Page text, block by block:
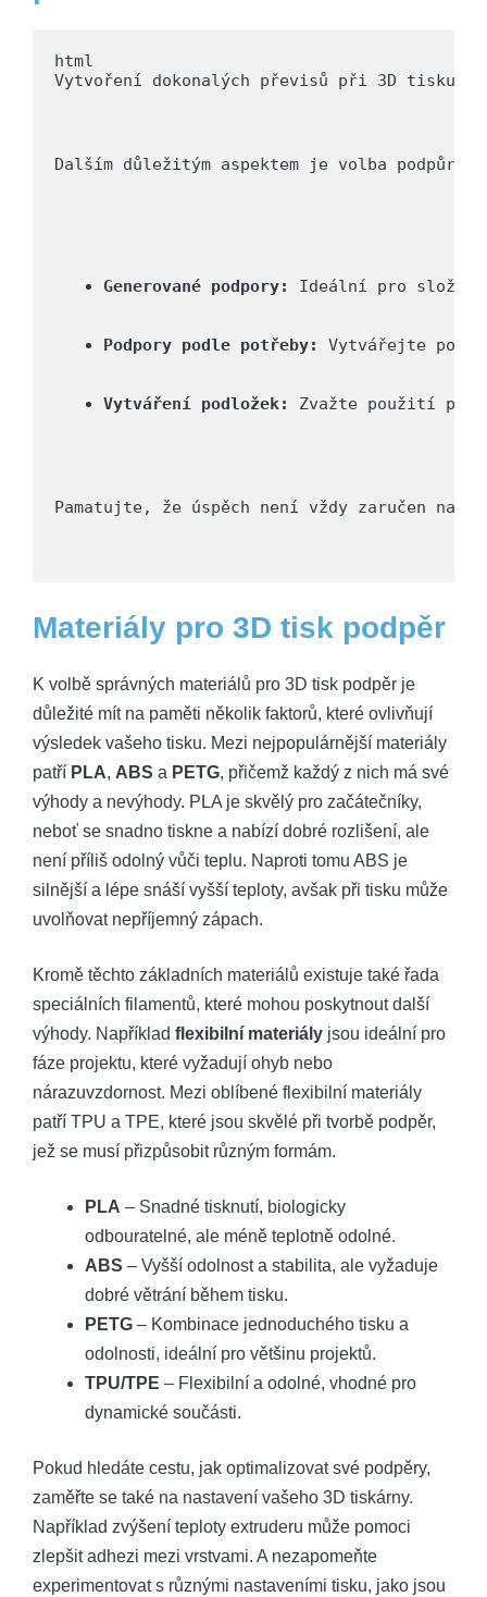
Vytvoření dokonalých převisů při 3D tisku
Dalším důležitým aspektem je volba
Generované podpory: Ideální pro složité
Podpory podle potřeby: Vytvářejte
Vytváření podložek: Zvažte použití
Pamatujte, že úspěch není vždy zaručen
Materiály pro 3D tisk podpěr
K volbě správných materiálů pro 3D tisk podpěr je
důležité mít na paměti několik faktorů, které ovlivňují
výsledek vašeho tisku. Mezi nejpopulárnější materiály
patří PLA, ABS a PETG, přičemž každý z nich má své
výhody a nevýhody. PLA je skvělý pro začátečníky,
neboť se snadno tiskne a nabízí dobré rozlišení, ale
není příliš odolný vůči teplu. Naproti tomu ABS je
silnější a lépe snáší vyšší teploty, avšak při tisku může
uvolňovat nepříjemný zápach.
Kromě těchto základních materiálů existuje také řada
speciálních filamentů, které mohou poskytnout další
výhody. Například flexibilní materiály jsou ideální pro
fáze projektu, které vyžadují ohyb nebo
nárazuvzdornost. Mezi oblíbené flexibilní materiály
patří TPU a TPE, které jsou skvělé při tvorbě podpěr,
jež se musí přizpůsobit různým formám.
PLA – Snadné tisknutí, biologicky
odbouratelné, ale méně teplotně odolné.
ABS – Vyšší odolnost a stabilita, ale vyžaduje
dobré větrání během tisku.
PETG – Kombinace jednoduchého tisku a
odolnosti, ideální pro většinu projektů.
TPU/TPE – Flexibilní a odolné, vhodné pro
dynamické součásti.
Pokud hledáte cestu, jak optimalizovat své podpěry,
zaměřte se také na nastavení vašeho 3D tiskárny.
Například zvýšení teploty extruderu může pomoci
zlepšit adhezi mezi vrstvami. A nezapomeňte
experimentovat s různými nastaveními tisku, jako jsou